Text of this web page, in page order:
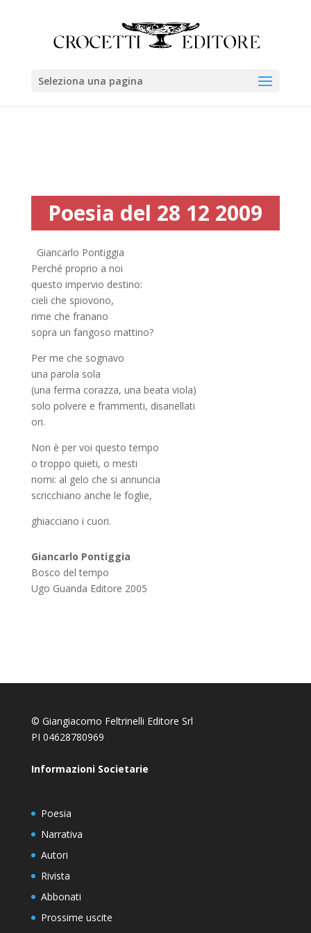
Seleziona una pagina
Poesia del 28 12 2009
Giancarlo Pontiggia
Perché proprio a noi
questo impervio destino:
cieli che spiovono,
rime che franano
sopra un fangoso mattino?
Per me che sognavo
una parola sola
(una ferma corazza, una beata viola)
solo polvere e frammenti, disanellati
ori.
Non è per voi questo tempo
o troppo quieti, o mesti
nomi: al gelo che si annuncia
scricchiano anche le foglie,
ghiacciano i cuori.
Giancarlo Pontiggia
Bosco del tempo
Ugo Guanda Editore 2005
© Giangiacomo Feltrinelli Editore Srl
PI 04628780969
Informazioni Societarie
Poesia
Narrativa
Autori
Rivista
Abbonati
Prossime uscite